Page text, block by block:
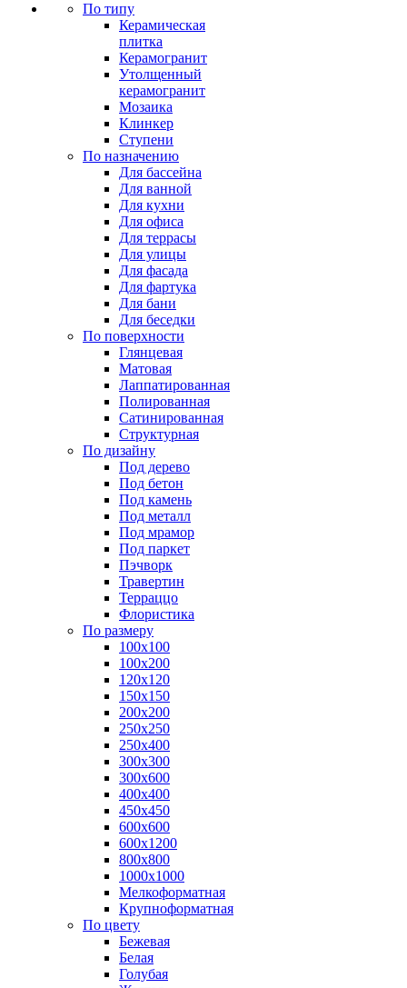
По типу
Керамическая
плитка
Керамогранит
Утолщенный
керамогранит
Мозаика
Клинкер
Ступени
По назначению
Для бассейна
Для ванной
Для кухни
Для офиса
Для террасы
Для улицы
Для фасада
Для фартука
Для бани
Для беседки
По поверхности
Глянцевая
Матовая
Лаппатированная
Полированная
Сатинированная
Структурная
По дизайну
Под дерево
Под бетон
Под камень
Под металл
Под мрамор
Под паркет
Пэчворк
Травертин
Терраццо
Флористика
По размеру
100х100
100х200
120х120
150х150
200х200
250х250
250х400
300х300
300х600
400х400
450х450
600х600
600х1200
800х800
1000х1000
Мелкоформатная
Крупноформатная
По цвету
Бежевая
Белая
Голубая